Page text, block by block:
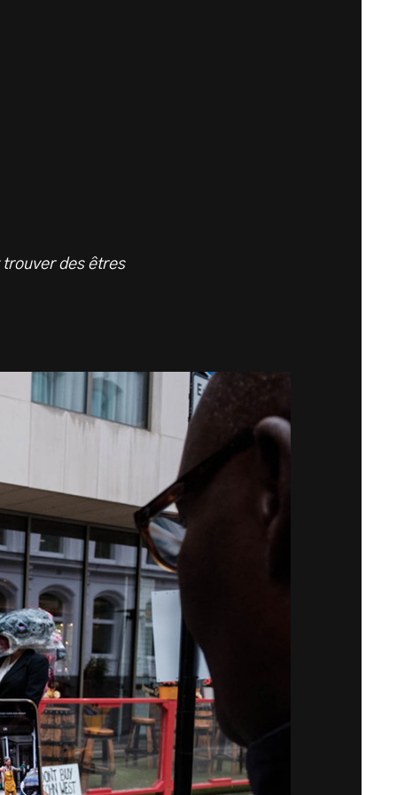
trouver des êtres